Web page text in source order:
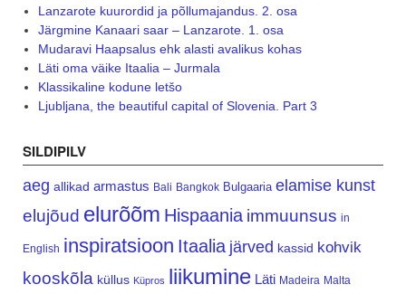
Lanzarote kuurordid ja põllumajandus. 2. osa
Järgmine Kanaari saar – Lanzarote. 1. osa
Mudaravi Haapsalus ehk alasti avalikus kohas
Läti oma väike Itaalia – Jurmala
Klassikaline kodune letšo
Ljubljana, the beautiful capital of Slovenia. Part 3
SILDIPILV
aeg allikad armastus Bali Bangkok Bulgaaria elamise kunst
elujõud elurõõm Hispaania immuunsus in
English inspiratsioon Itaalia järved kassid kohvik
kooskõla küllus Küpros liikumine Läti Madeira Malta